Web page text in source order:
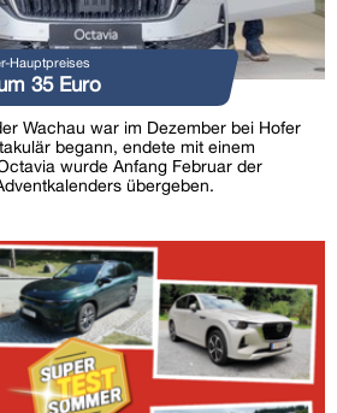
Hauptpreises
35 Euro
Wachau war im Dezember bei Hofer
begann, endete mit einem
wurde Anfang Februar der
übergeben.